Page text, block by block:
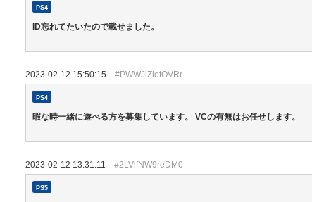
PS4
ID忘れてたいたので載せました。
2023-02-12 15:50:15 #PWWJlZlotOVRr
PS4
暇な時一緒に遊べる方を募集しています。 VCの有無はお任せします。
2023-02-12 13:31:11 #2LVlfNW9reDM0
PS5